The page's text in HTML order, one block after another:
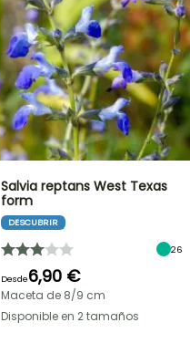
Salvia reptans West Texas
form
DESCUBRIR
26
Desde6,90 €
Maceta de 8/9 cm
Disponible en 2 tamaños